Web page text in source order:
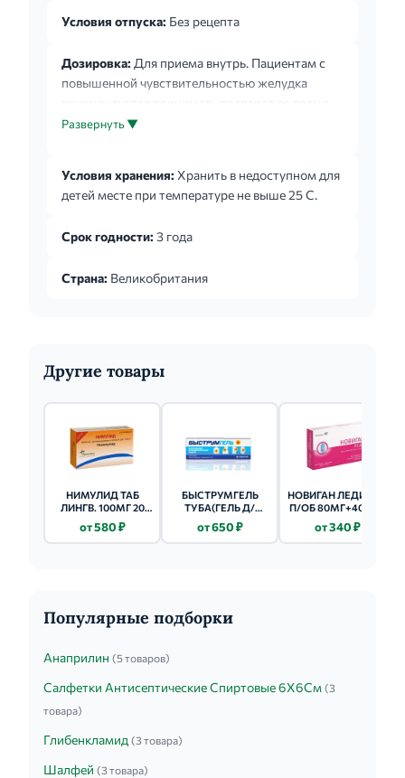
Условия отпуска: Без рецепта
Дозировка: Для приема внутрь. Пациентам с
повышенной чувствительностью желудка
еды. Только для кратковременного применения.
12 лет: внутрь по 1 таблетке (200 мг) до 3-4 раз
в сутки. Таблетки следует запивать водой. Для
эффекта у взрослых доза может быть
сутки. Детям от 6 до 12 лет: по 1 таблетке (...
Развернуть ▼
Условия хранения: Хранить в недоступном для
детей месте при температуре не выше 25 С.
Срок годности: 3 года
Страна: Великобритания
Другие товары
НИМУЛИД ТАБ
ЛИНГВ. 100МГ 20
от 580 ₽
БЫСТРУМГЕЛЬ
ТУБА(ГЕЛЬ Д/
2,5% 50Г №1
от 650 ₽
НОВИГАН ЛЕДИ ТАБ
П/ОБ 80МГ+400МГ
от 340 ₽
Популярные подборки
Анаприлин (5 товаров)
Салфетки Антисептические Спиртовые 6Х6См (3
товара)
Глибенкламид (3 товара)
Шалфей (3 товара)